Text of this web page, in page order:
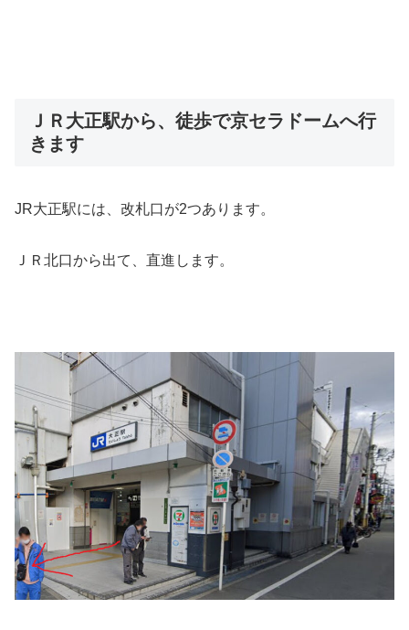
ＪＲ大正駅から、徒歩で京セラドームへ行
きます
JR大正駅には、改札口が2つあります。
ＪＲ北口から出て、直進します。